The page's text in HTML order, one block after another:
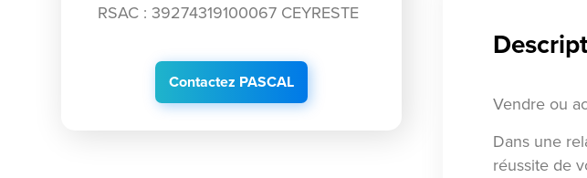
RSAC : 39274319100067 CEYRESTE
Contactez PASCAL
Vendre ou
Dans une
réussite de